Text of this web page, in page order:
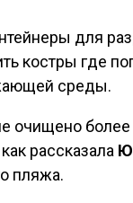
для
костры где
среды.
очищено
рассказала
пляжа.